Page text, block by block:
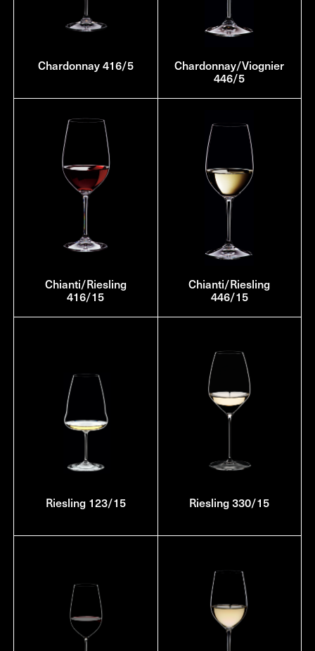
Chardonnay 416/5
Chardonnay/Viognier
446/5
Chianti/Riesling
416/15
Chianti/Riesling
446/15
Riesling 123/15 Riesling 330/15